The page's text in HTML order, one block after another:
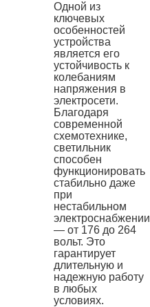
Одной из
ключевых
особенностей
устройства
является его
устойчивость к
колебаниям
напряжения в
электросети.
Благодаря
современной
схемотехнике,
светильник
способен
функционировать
стабильно даже
при
нестабильном
электроснабжении
— от 176 до 264
вольт. Это
гарантирует
длительную и
надежную работу
в любых
условиях.